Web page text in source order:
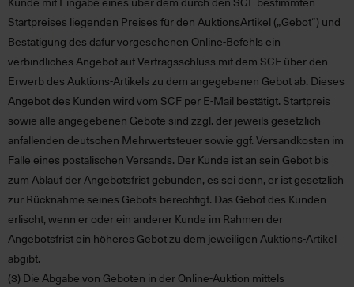
Startpreises liegenden Preises für den AuktionsArtikel („Gebot“) und
Bestätigung des dafür vorgesehenen Online-Befehls ein
verbindliches Angebot auf Vertragsschluss mit dem SCF über den
Erwerb des Auktions-Artikels zu dem angegebenen Gebot ab. Dieses
Angebot des Kunden wird vom SCF per E-Mail bestätigt. Startpreis
sowie alle angegebenen Gebote sind zzgl. der jeweils gesetzlich
anfallenden deutschen Mehrwertsteuer sowie ggf. Versandkosten im
Falle eines postalischen Versands. Der Kunde ist an sein Gebot bis
zum Ablauf der Angebotsfrist gebunden, es sei denn, er ist gesetzlich
zur Rücknahme seines Gebots berechtigt. Das Gebot des Kunden
erlischt, wenn er oder ein anderer Kunde im Rahmen der
Angebotsfrist ein höheres Gebot zu dem jeweiligen Auktions-Artikel
abgibt.
(3) Die Abgabe von Geboten in der Online-Auktion mittels